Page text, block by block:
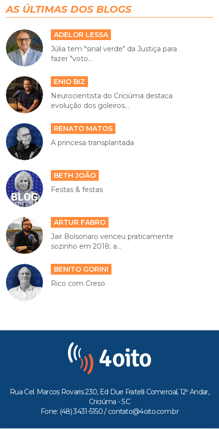
AS ÚLTIMAS DOS BLOGS
ADELOR LESSA
Júlia tem "sinal verde" da Justiça para
fazer "voto...
ENIO BIZ
Neurocientista do Criciúma destaca
evolução dos goleiros...
RENATO MATOS
A princesa transplantada
BETH JOÃO
Festas & festas
ARTUR FABRO
Jair Bolsonaro venceu praticamente
sozinho em 2018; a...
BENITO GORINI
Rico com Creso
Rua Cel. Marcos Rovaris 230, Ed Due Fratelli Comercial, 12º Andar,
Criciúma - SC
Fone: (48) 3431-5150 / contato@4oito.com.br